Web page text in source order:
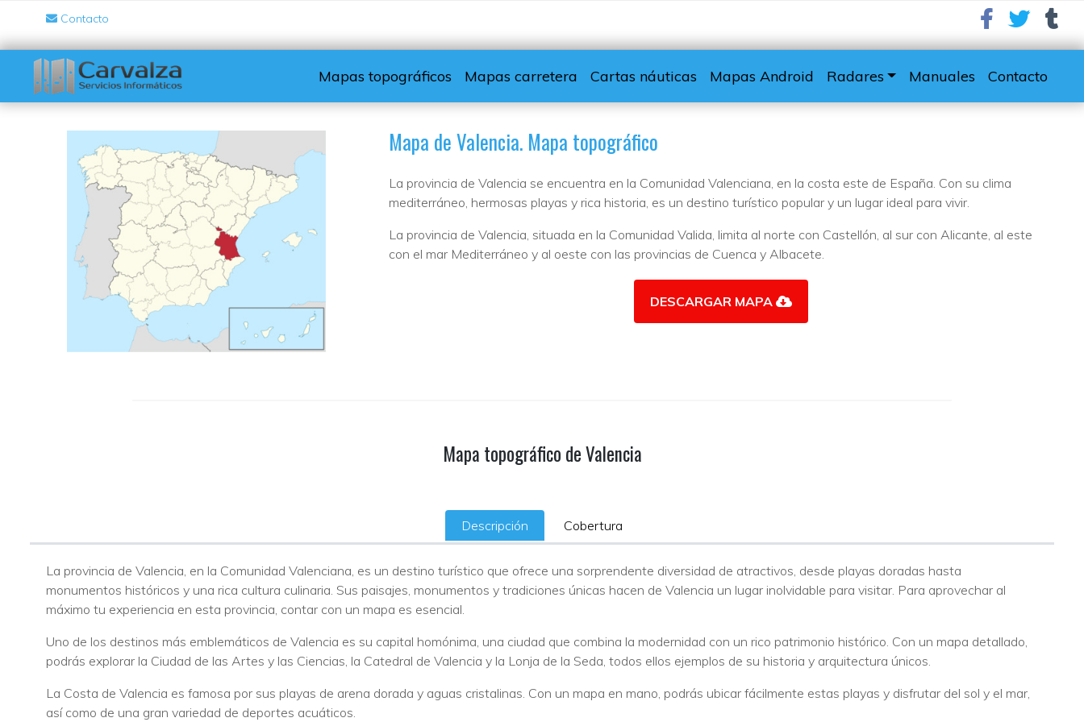
Contacto
Mapas topográficos Mapas carretera Cartas náuticas Mapas Android Radares Manuales Contacto
Mapa de Valencia. Mapa topográfico
La provincia de Valencia se encuentra en la Comunidad Valenciana, en la costa este de España. Con su clima
mediterráneo, hermosas playas y rica historia, es un destino turístico popular y un lugar ideal para vivir.
La provincia de Valencia, situada en la Comunidad Valida, limita al norte con Castellón, al sur con Alicante, al este
con el mar Mediterráneo y al oeste con las provincias de Cuenca y Albacete.
DESCARGAR MAPA
Mapa topográfico de Valencia
Descripción Cobertura
La provincia de Valencia, en la Comunidad Valenciana, es un destino turístico que ofrece una sorprendente diversidad de atractivos, desde playas doradas hasta
monumentos históricos y una rica cultura culinaria. Sus paisajes, monumentos y tradiciones únicas hacen de Valencia un lugar inolvidable para visitar. Para aprovechar al
máximo tu experiencia en esta provincia, contar con un mapa es esencial.
Uno de los destinos más emblemáticos de Valencia es su capital homónima, una ciudad que combina la modernidad con un rico patrimonio histórico. Con un mapa detallado,
podrás explorar la Ciudad de las Artes y las Ciencias, la Catedral de Valencia y la Lonja de la Seda, todos ellos ejemplos de su historia y arquitectura únicos.
La Costa de Valencia es famosa por sus playas de arena dorada y aguas cristalinas. Con un mapa en mano, podrás ubicar fácilmente estas playas y disfrutar del sol y el mar,
así como de una gran variedad de deportes acuáticos.